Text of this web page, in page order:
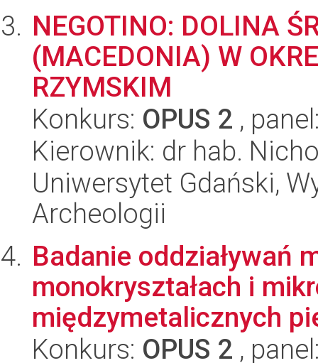
NEGOTINO: DOLINA
(MACEDONIA) W
RZYMSKIM
Konkurs: OPUS 2 ,
Kierownik: dr hab.
Uniwersytet Gdański,
Archeologii
Badanie oddziaływań
monokryształach i
międzymetalicznych
Konkurs: OPUS 2 ,